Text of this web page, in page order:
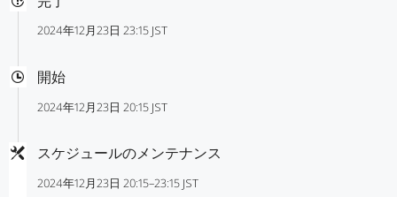
2024年12月23日 23:15 JST
開始
2024年12月23日 20:15 JST
スケジュールのメンテナンス
2024年12月23日 20:15–23:15 JST